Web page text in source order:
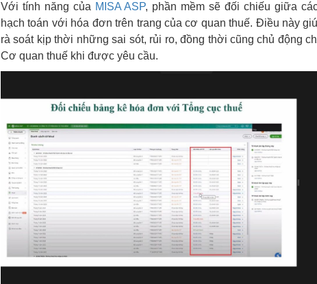
Với tính năng của MISA ASP, phần mềm sẽ đối chiếu giữa
hạch toán với hóa đơn trên trang của cơ quan thuế. Điều này
rà soát kịp thời những sai sót, rủi ro, đồng thời cũng chủ động
Cơ quan thuế khi được yêu cầu.